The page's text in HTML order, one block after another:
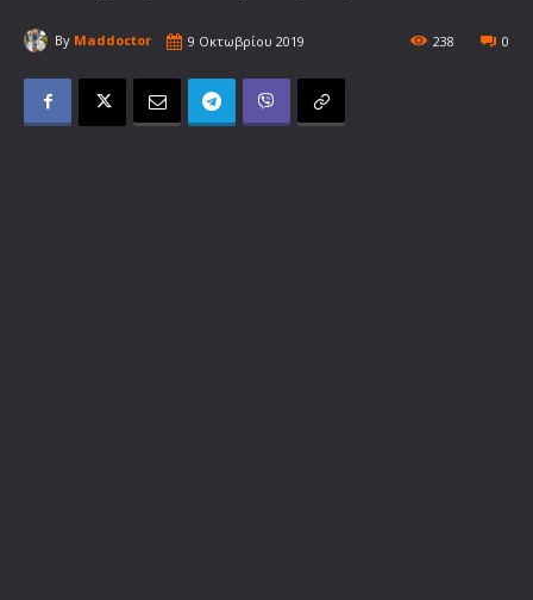
By Maddoctor 9 Οκτωβρίου 2019 0
238